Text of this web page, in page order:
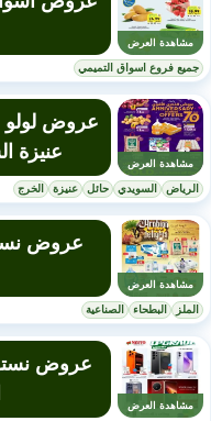
مشاهدة العرض
جميع فروع اسواق التميمي
مشاهدة العرض
عروض لولو
عنيزة
الرياض السويدي حائل عنيزة الخرج
مشاهدة العرض
الملز البطحاء الصناعية
مشاهدة العرض
عروض نستو